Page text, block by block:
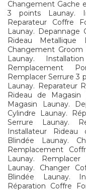
Changement Gache
3 points Launay.
Reparateur Coffre
Launay. Depannage
Rideau Metallique
Changement
Launay.
Remplacement
Remplacer Serrure 3
Launay. Reparateur
Rideau de Magasin
Magasin Launay.
Cylindre Launay.
Serrure Launay.
Installateur
Blindée Launay.
Remplacement
Launay.
Launay. Changer
Blindée Launay.
Réparation Coffre